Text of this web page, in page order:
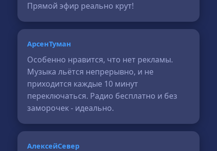
Прямой эфир реально крут!
АрсенТуман
Особенно нравится, что нет рекламы.
Музыка льётся непрерывно, и не
приходится каждые 10 минут
переключаться. Радио бесплатно и без
заморочек - идеально.
АлексейСевер